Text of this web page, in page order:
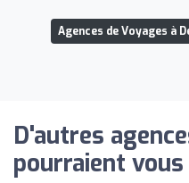
Agences de Voyages à
D'autres
pourraient